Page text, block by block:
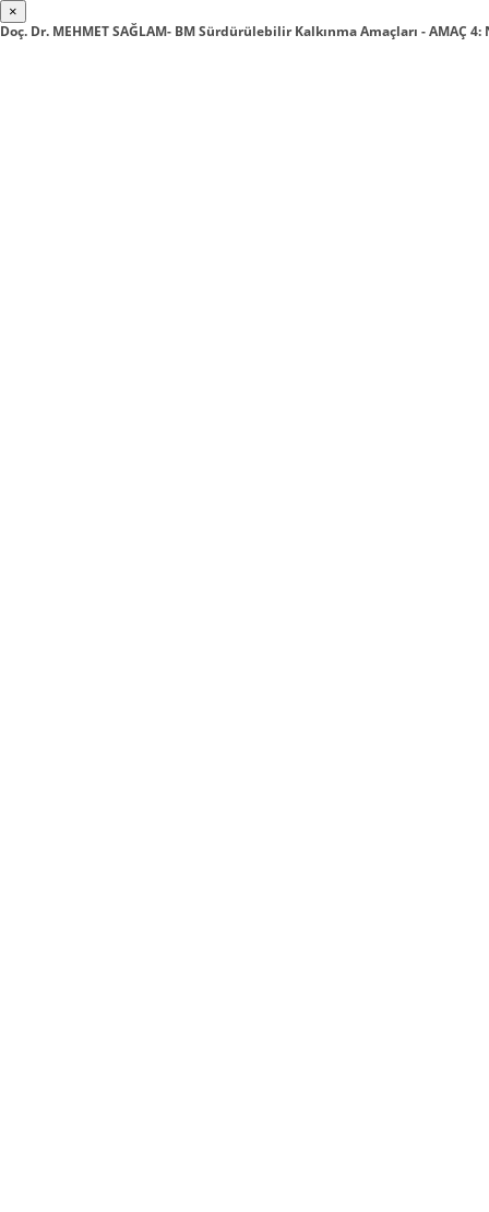
×
Doç. Dr. MEHMET SAĞLAM- BM Sürdürülebilir Kalkınma Amaçları - AMAÇ 4: